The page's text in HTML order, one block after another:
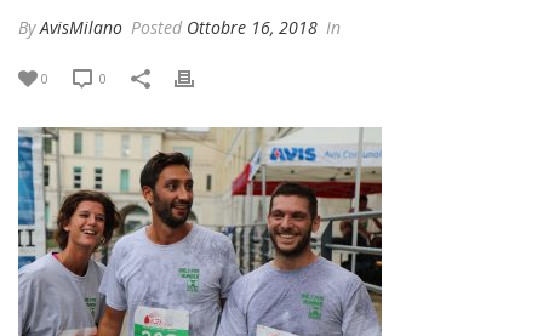
ByAvisMilano Posted Ottobre 16, 2018 In
0 0